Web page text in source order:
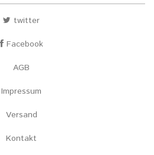
twitter
Facebook
AGB
Impressum
Versand
Kontakt